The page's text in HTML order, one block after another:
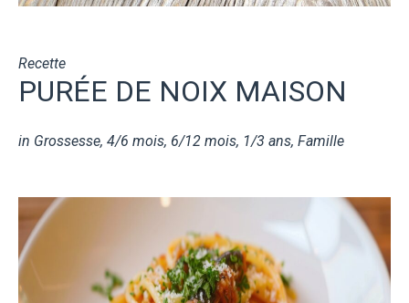
Recette
PURÉE DE NOIX MAISON
in Grossesse, 4/6 mois, 6/12 mois, 1/3 ans, Famille